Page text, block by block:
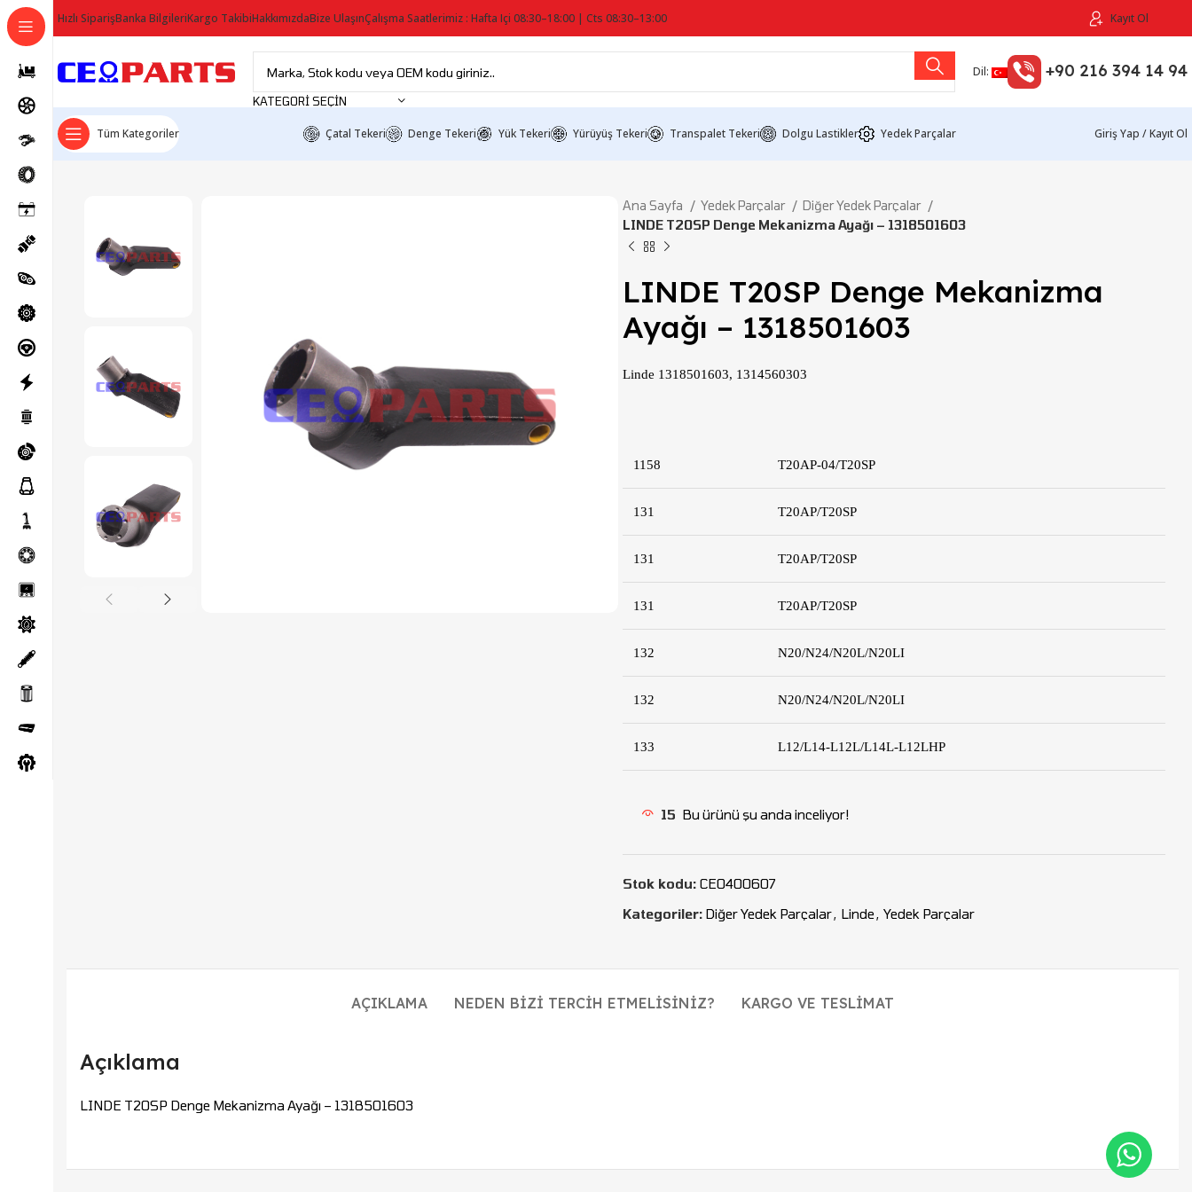
Hızlı SiparişBanka BilgileriKargo TakibiHakkımızdaBize UlaşınÇalışma Saatlerimiz : Hafta Içi 08:30–18:00 | Cts 08:30–13:00 Kayıt Ol
KATEGORI SEÇIN
Dil: +90 216 394 14 94
Tüm Kategoriler Çatal Tekeri Denge Tekeri Yük Tekeri Yürüyüş Tekeri Transpalet Tekeri Dolgu Lastikler Yedek Parçalar Giriş Yap / Kayıt Ol
Ana Sayfa Yedek Parçalar
Diğer Yedek Parçalar
LINDE T20SP Denge Mekanizma Ayağı – 1318501603
LINDE T20SP Denge Mekanizma
Ayağı – 1318501603
Linde 1318501603, 1314560303
1158 T20AP-04/T20SP
131 T20AP/T20SP
131 T20AP/T20SP
131 T20AP/T20SP
132 N20/N24/N20L/N20LI
132 N20/N24/N20L/N20LI
133 L12/L14-L12L/L14L-L12LHP
15 Bu ürünü şu anda inceliyor!
Stok kodu: CEO400607
Kategoriler: Diğer Yedek Parçalar, Linde, Yedek Parçalar
AÇIKLAMA NEDEN BIZI TERCIH ETMELISINIZ? KARGO VE TESLIMAT
Açıklama
LINDE T20SP Denge Mekanizma Ayağı – 1318501603